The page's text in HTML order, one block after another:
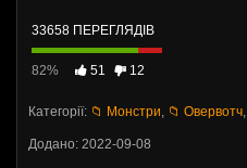
33658 ПЕРЕГЛЯДІВ
82% 51 12
Категорії: 📁 Монстри, 📁 Овервотч,
Додано: 2022-09-08